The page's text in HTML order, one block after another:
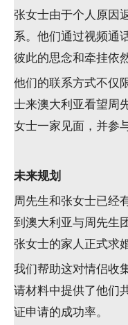
张女士由于个人原因
系。他们通过视频通
彼此的思念和牵挂依
他们的联系方式不仅
士来澳大利亚看望周
女士一家见面，并参
未来规划
周先生和张女士已经
到澳大利亚与周先生
张女士的家人正式求
我们帮助这对情侣收
请材料中提供了他们
证申请的成功率。